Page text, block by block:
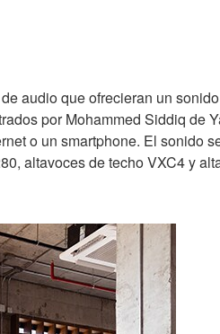
audio que ofrecieran un
por Mohammed Siddiq de
o un smartphone. El sonido
altavoces de techo VXC4 y